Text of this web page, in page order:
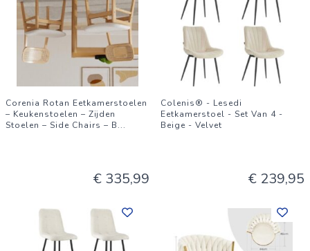
Corenia Rotan Eetkamerstoelen
– Keukenstoelen – Zijden
Stoelen – Side Chairs – B...
€ 335,99
Colenis® - Lesedi
Eetkamerstoel - Set Van 4 -
Beige - Velvet
€ 239,95